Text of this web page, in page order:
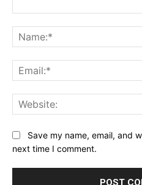
Save my name, email, and
next time I comment.